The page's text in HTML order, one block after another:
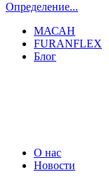
Определение...
МАСАН
FURANFLEX
Блог
О нас
Новости